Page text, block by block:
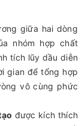
giữa hai dòng
nhóm hợp chất
tích lũy dầu diễn
gian để tổng hợp
vô cùng phức
được kích thích